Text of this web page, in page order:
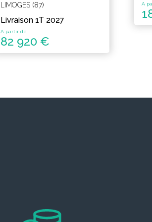
LIMOGES (87)
Livraison 1T 2027
A partir de
82 920 €
A